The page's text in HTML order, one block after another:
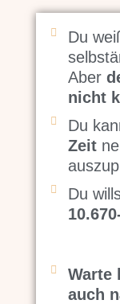
Du
Aber
nicht
Du
Zeit
Du
Warte
auch